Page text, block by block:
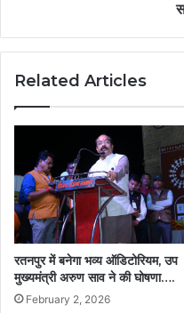
Related Articles
रतनपुर में बनेगा भव्य ऑडिटोरियम, उप
मुख्यमंत्री अरुण साव ने की घोषणा….
February 2, 2026